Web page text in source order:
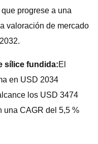
progrese a una
valoración de mercado
sílice fundida:El
en USD 2034
los USD 3474
una CAGR del 5,5 %